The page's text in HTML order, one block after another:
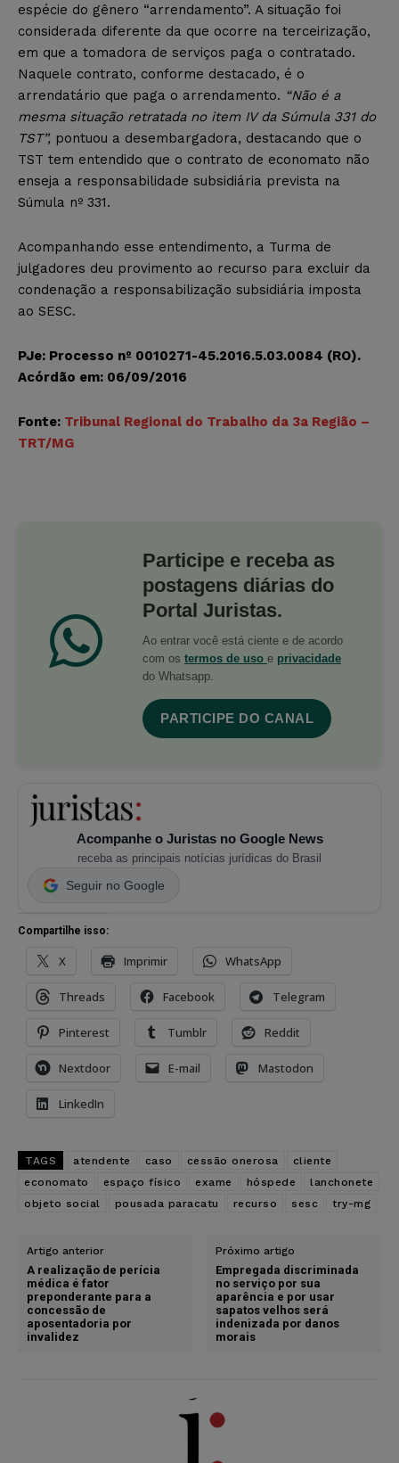
espécie do gênero “arrendamento”. A situação foi
considerada diferente da que ocorre na terceirização,
em que a tomadora de serviços paga o contratado.
Naquele contrato, conforme destacado, é o
arrendatário que paga o arrendamento. “Não é a
mesma situação retratada no item IV da Súmula 331 do
TST”, pontuou a desembargadora, destacando que o
TST tem entendido que o contrato de economato não
enseja a responsabilidade subsidiária prevista na
Súmula nº 331.
Acompanhando esse entendimento, a Turma de
julgadores deu provimento ao recurso para excluir da
condenação a responsabilização subsidiária imposta
ao SESC.
PJe: Processo nº 0010271-45.2016.5.03.0084 (RO).
Acórdão em: 06/09/2016
Fonte: Tribunal Regional do Trabalho da 3a Região –
TRT/MG
Participe e receba as
postagens diárias do
Portal Juristas.
Ao entrar você está ciente e de acordo
com os termos de uso e privacidade
do Whatsapp.
PARTICIPE DO CANAL
Acompanhe o Juristas no Google News
receba as principais notícias jurídicas do Brasil
Seguir no Google
Compartilhe isso:
X Imprimir WhatsApp
Threads Facebook Telegram
Pinterest Tumblr Reddit
Nextdoor E-mail Mastodon
LinkedIn
TAGS atendente caso cessão onerosa
cliente
economato
espaço físico exame hóspede
lanchonete
objeto social
pousada paracatu recurso sesc try-mg
Artigo anterior
A realização de perícia
médica é fator
preponderante para a
concessão de
aposentadoria por
invalidez
Próximo artigo
Empregada discriminada
no serviço por sua
aparência e por usar
sapatos velhos será
indenizada por danos
morais